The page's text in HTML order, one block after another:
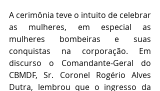
A cerimônia teve o intuito de celebrar
as mulheres, em especial as
mulheres bombeiras e suas
conquistas na corporação. Em
discurso o Comandante-Geral do
CBMDF, Sr. Coronel Rogério Alves
Dutra, lembrou que o ingresso da